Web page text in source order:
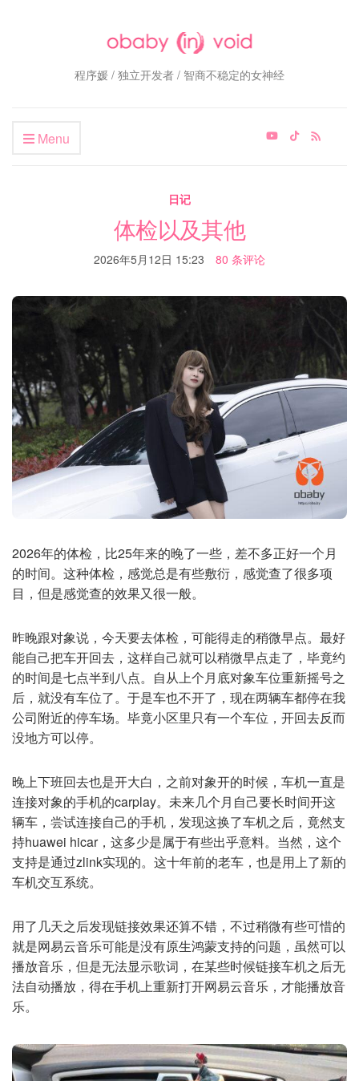
程序媛 / 独立开发者 / 智商不稳定的女神经
Menu
日记
体检以及其他
2026年5月12日 15:23 80 条评论
2026年的体检，比25年来的晚了一些，差不多正好一个月
的时间。这种体检，感觉总是有些敷衍，感觉查了很多项
目，但是感觉查的效果又很一般。
昨晚跟对象说，今天要去体检，可能得走的稍微早点。最好
能自己把车开回去，这样自己就可以稍微早点走了，毕竟约
的时间是七点半到八点。自从上个月底对象车位重新摇号之
后，就没有车位了。于是车也不开了，现在两辆车都停在我
公司附近的停车场。毕竟小区里只有一个车位，开回去反而
没地方可以停。
晚上下班回去也是开大白，之前对象开的时候，车机一直是
连接对象的手机的carplay。未来几个月自己要长时间开这
辆车，尝试连接自己的手机，发现这换了车机之后，竟然支
持huawei hicar，这多少是属于有些出乎意料。当然，这个
支持是通过zlink实现的。这十年前的老车，也是用上了新的
车机交互系统。
用了几天之后发现链接效果还算不错，不过稍微有些可惜的
就是网易云音乐可能是没有原生鸿蒙支持的问题，虽然可以
播放音乐，但是无法显示歌词，在某些时候链接车机之后无
法自动播放，得在手机上重新打开网易云音乐，才能播放音
乐。